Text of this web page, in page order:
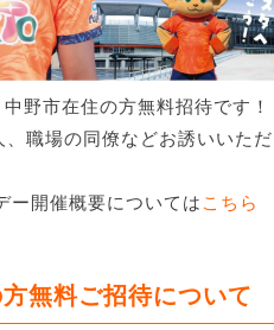
野市在住の方無料招待です！
職場の同僚などお誘いいた
ー開催概要については こちら
無料ご招待について